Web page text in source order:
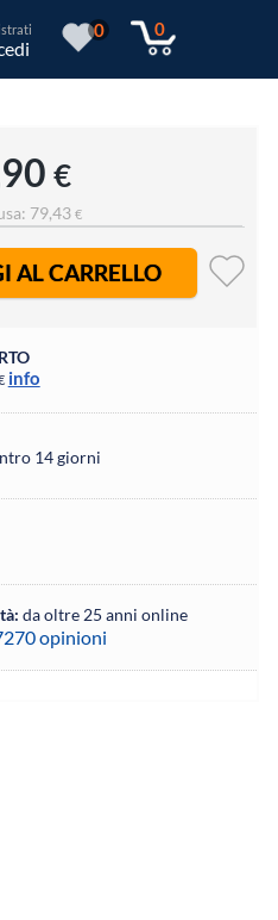
0 0
€
79,43 €
AL CARRELLO
info
14 giorni
da oltre 25 anni online
opinioni